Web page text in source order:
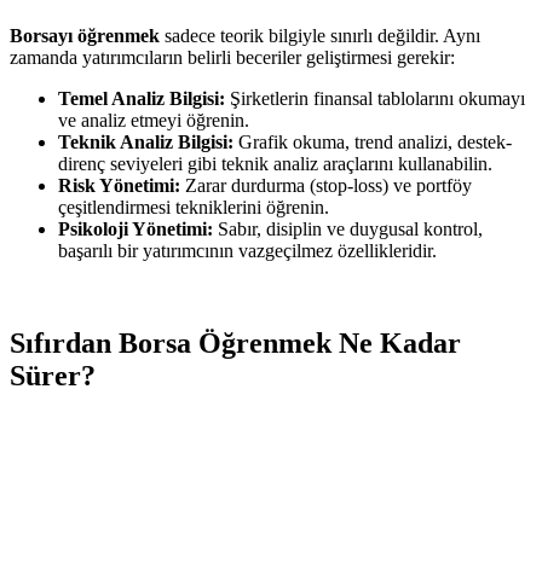
Borsayı öğrenmek sadece teorik bilgiyle sınırlı değildir. Aynı
zamanda yatırımcıların belirli beceriler geliştirmesi gerekir:
Temel Analiz Bilgisi: Şirketlerin finansal tablolarını okumayı
ve analiz etmeyi öğrenin.
Teknik Analiz Bilgisi: Grafik okuma, trend analizi, destek-
direnç seviyeleri gibi teknik analiz araçlarını kullanabilin.
Risk Yönetimi: Zarar durdurma (stop-loss) ve portföy
çeşitlendirmesi tekniklerini öğrenin.
Psikoloji Yönetimi: Sabır, disiplin ve duygusal kontrol,
başarılı bir yatırımcının vazgeçilmez özellikleridir.
Sıfırdan Borsa Öğrenmek Ne Kadar
Sürer?